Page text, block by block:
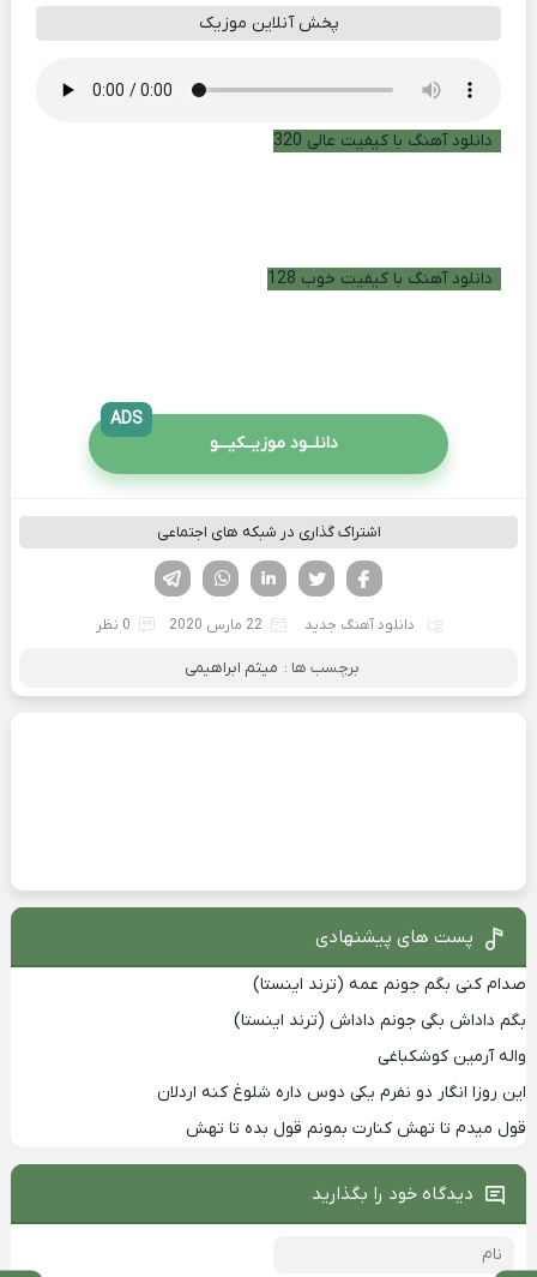
پخش آنلاین موزیک
دانلود آهنگ با کیفیت عالی 320
دانلود آهنگ با کیفیت خوب 128
دانلــود موزیــکیـــو
ADS
اشتراک گذاری در شبکه های اجتماعی
لینکدین تویتر
فیسوک
دانلود آهنگ جدید 22 مارس 2020 0 نظر
برچسب ها : میثم ابراهیمی
پست های پیشنهادی
صدام کنی بگم جونم عمه (ترند اینستا)
بگم داداش بگی جونم داداش (ترند اینستا)
واله آرمین کوشکباغی
این روزا انگار دو نفرم یکی دوس داره شلوغ کنه اردلان
قول میدم تا تهش کنارت بمونم قول بده تا تهش
دیدگاه خود را بگذارید